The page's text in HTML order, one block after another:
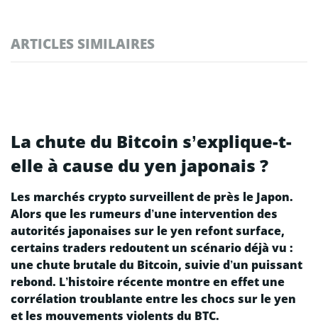
ARTICLES SIMILAIRES
La chute du Bitcoin s’explique-t-
elle à cause du yen japonais ?
Les marchés crypto surveillent de près le Japon.
Alors que les rumeurs d’une intervention des
autorités japonaises sur le yen refont surface,
certains traders redoutent un scénario déjà vu :
une chute brutale du Bitcoin, suivie d’un puissant
rebond. L’histoire récente montre en effet une
corrélation troublante entre les chocs sur le yen
et les mouvements violents du BTC.